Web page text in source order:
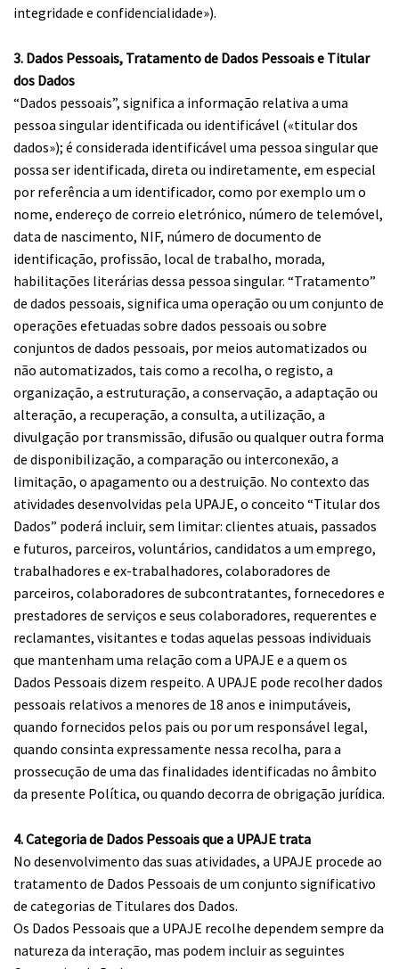
integridade e confidencialidade»).
3. Dados Pessoais, Tratamento de Dados Pessoais e Titular
dos Dados
“Dados pessoais”, significa a informação relativa a uma
pessoa singular identificada ou identificável («titular dos
dados»); é considerada identificável uma pessoa singular que
possa ser identificada, direta ou indiretamente, em especial
por referência a um identificador, como por exemplo um o
nome, endereço de correio eletrónico, número de telemóvel,
data de nascimento, NIF, número de documento de
identificação, profissão, local de trabalho, morada,
habilitações literárias dessa pessoa singular. “Tratamento”
de dados pessoais, significa uma operação ou um conjunto de
operações efetuadas sobre dados pessoais ou sobre
conjuntos de dados pessoais, por meios automatizados ou
não automatizados, tais como a recolha, o registo, a
organização, a estruturação, a conservação, a adaptação ou
alteração, a recuperação, a consulta, a utilização, a
divulgação por transmissão, difusão ou qualquer outra forma
de disponibilização, a comparação ou interconexão, a
limitação, o apagamento ou a destruição. No contexto das
atividades desenvolvidas pela UPAJE, o conceito “Titular dos
Dados” poderá incluir, sem limitar: clientes atuais, passados
e futuros, parceiros, voluntários, candidatos a um emprego,
trabalhadores e ex-trabalhadores, colaboradores de
parceiros, colaboradores de subcontratantes, fornecedores e
prestadores de serviços e seus colaboradores, requerentes e
reclamantes, visitantes e todas aquelas pessoas individuais
que mantenham uma relação com a UPAJE e a quem os
Dados Pessoais dizem respeito. A UPAJE pode recolher dados
pessoais relativos a menores de 18 anos e inimputáveis,
quando fornecidos pelos pais ou por um responsável legal,
quando consinta expressamente nessa recolha, para a
prossecução de uma das finalidades identificadas no âmbito
da presente Política, ou quando decorra de obrigação jurídica.
4. Categoria de Dados Pessoais que a UPAJE trata
No desenvolvimento das suas atividades, a UPAJE procede ao
tratamento de Dados Pessoais de um conjunto significativo
de categorias de Titulares dos Dados.
Os Dados Pessoais que a UPAJE recolhe dependem sempre da
natureza da interação, mas podem incluir as seguintes